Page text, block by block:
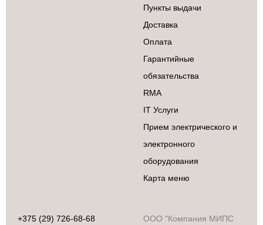
Пункты выдачи
Доставка
Оплата
Гарантийные
обязательства
RMA
IT Услуги
Прием электрического и
электронного
оборудования
Карта меню
+375 (29) 726-68-68
ООО "Компания МИПС